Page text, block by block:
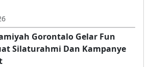
Gorontalo Gelar Fun
Silaturahmi Dan Kampanye